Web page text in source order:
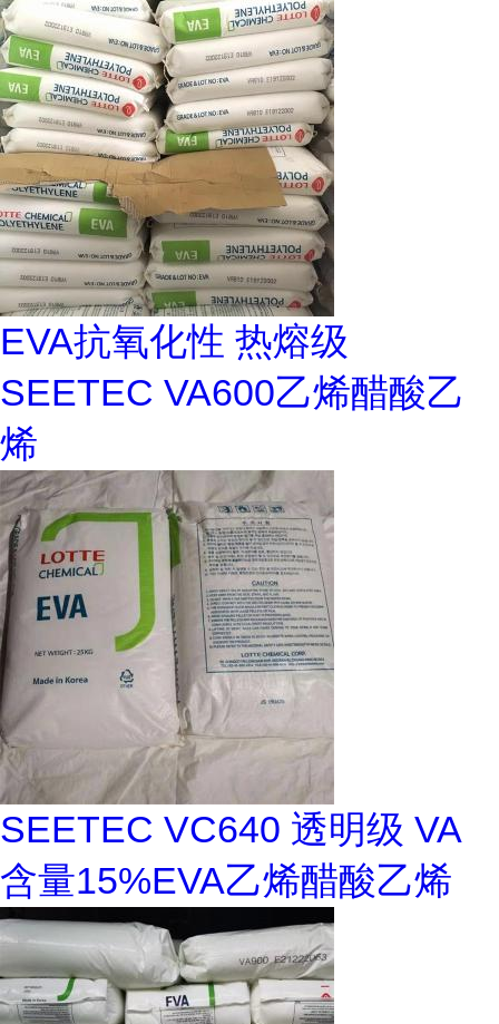
EVA抗氧化性 热熔级
SEETEC VA600乙烯醋酸乙
烯
SEETEC VC640 透明级 VA
含量15%EVA乙烯醋酸乙烯